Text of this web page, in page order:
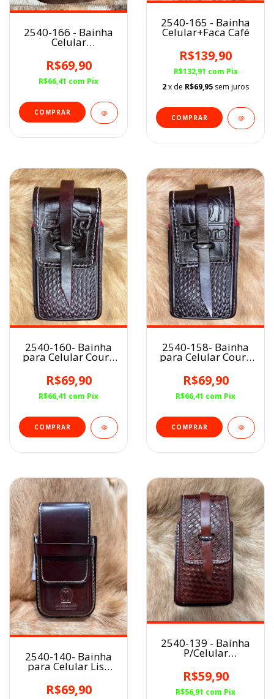
2540-166 - Bainha
Celular
R$69,90
R$66,41 com Pix
2540-165 - Bainha
Celular+Faca Café
R$139,90
R$132,91 com Pix
2x de R$69,95 sem juros
2540-160- Bainha
para Celular Couro
Avermelhada
R$69,90
R$66,41 com Pix
2540-158- Bainha
para Celular Couro
Avermelhada
R$69,90
R$66,41 com Pix
2540-140- Bainha
para Celular Lisa
Escrita MM Café
R$69,90
2540-139 - Bainha
P/Celular
Havana
R$59,90
R$56,91 com Pix